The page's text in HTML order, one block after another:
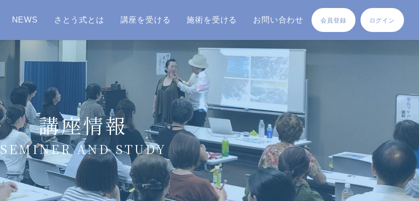
NEWS さとう式とは 講座を受ける 施術を受ける お問い合わせ 会員登録 ログイン
講座情報
SEMINER AND STUDY